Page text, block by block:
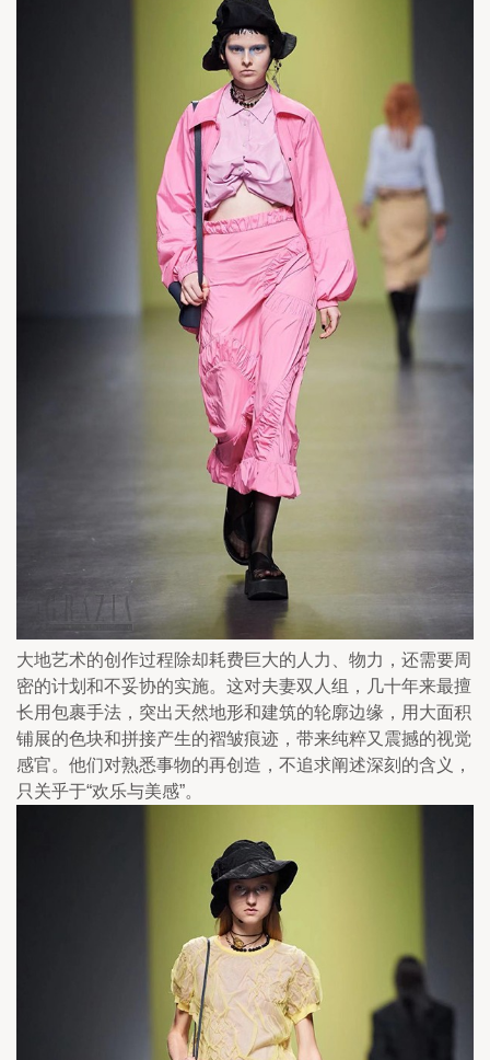
大地艺术的创作过程除却耗费巨大的人力、物力，还需要周
密的计划和不妥协的实施。这对夫妻双人组，几十年来最擅
长用包裹手法，突出天然地形和建筑的轮廓边缘，用大面积
铺展的色块和拼接产生的褶皱痕迹，带来纯粹又震撼的视觉
感官。他们对熟悉事物的再创造，不追求阐述深刻的含义，
只关乎于“欢乐与美感”。